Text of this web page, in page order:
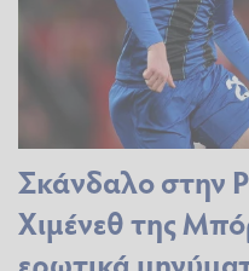
Σκάνδαλο στην
Χιμένεθ της